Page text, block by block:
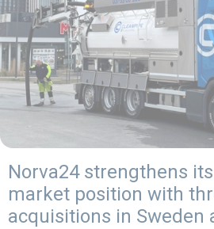
Norva24 strengthens
market position with
acquisitions in Sweden